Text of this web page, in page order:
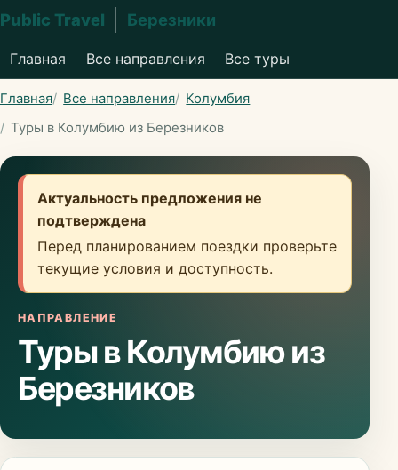
Public Travel Березники
Главная Все направления Все туры
Главная Все направления
Колумбия
Туры в Колумбию из Березников
Актуальность предложения не
подтверждена
Перед планированием поездки проверьте
текущие условия и доступность.
НАПРАВЛЕНИЕ
Туры в Колумбию из
Березников